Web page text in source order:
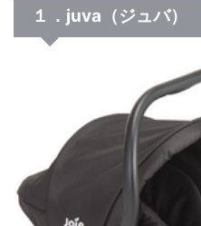
１．juva（ジュバ）